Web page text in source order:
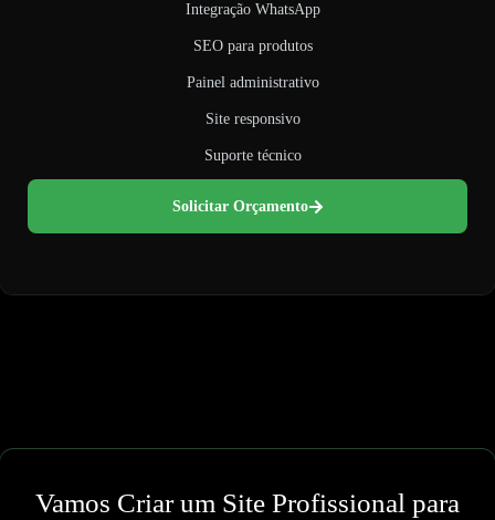
Integração WhatsApp
SEO para produtos
Painel administrativo
Site responsivo
Suporte técnico
Solicitar Orçamento
Vamos Criar um Site Profissional para